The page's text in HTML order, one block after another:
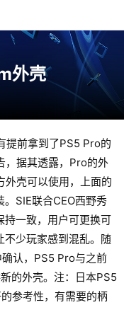
外壳
提前拿到了PS5 Pro的
，据其透露，Pro的外
外壳可以使用，上面的
SIE联合CEO西野秀
持一致，用户可更换可
不少玩家感到混乱。随
认，PS5 Pro与之前
的外壳。注：日本PS5
参考性，有需要的柄